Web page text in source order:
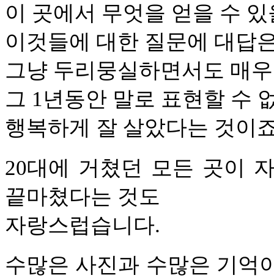
이 곳에서 무엇을 얻을 수 있
이것들에 대한 질문에 대답
그냥 두리뭉실하면서도 매
그 1년동안 말로 표현할 수
행복하게 잘 살았다는 것이
20대에 거쳤던 모든 곳이
끝마쳤다는 것도
자랑스럽습니다.
수많은 사진과 수많은 기억